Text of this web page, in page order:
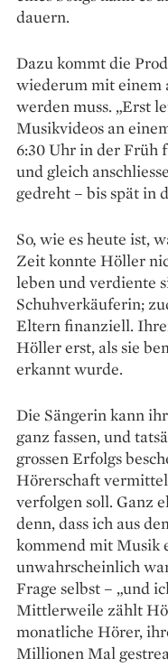
dauern.
Dazu kommt die
wiederum mit einem
werden muss. „Erst
Musikvideos an
6:30 Uhr in der Früh
und gleich
gedreht – bis spät in
So, wie es heute ist,
Zeit konnte Höller
leben und verdiente
Schuhverkäuferin;
Eltern finanziell.
Höller erst, als sie
erkannt wurde.
Die Sängerin kann
ganz fassen, und
grossen Erfolgs
Hörerschaft
verfolgen soll. Ganz
denn, dass ich aus
kommend mit Musik
unwahrscheinlich
Frage selbst – „und
Mittlerweile zählt
monatliche Hörer,
Millionen Mal